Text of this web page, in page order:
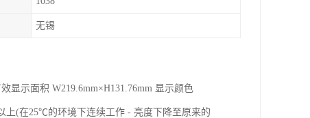
无锡
显示面积 W219.6mm×H131.76mm 显示颜色
上(在25℃的环境下连续工作 - 亮度下降至原来的